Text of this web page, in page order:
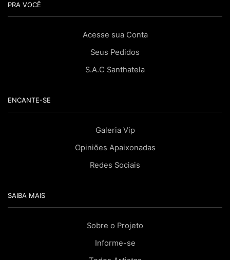
PRA VOCÊ
Acesse sua Conta
Seus Pedidos
S.A.C Santhatela
ENCANTE-SE
Galeria Vip
Opiniões Apaixonadas
Redes Sociais
SAIBA MAIS
Sobre o Projeto
Informe-se